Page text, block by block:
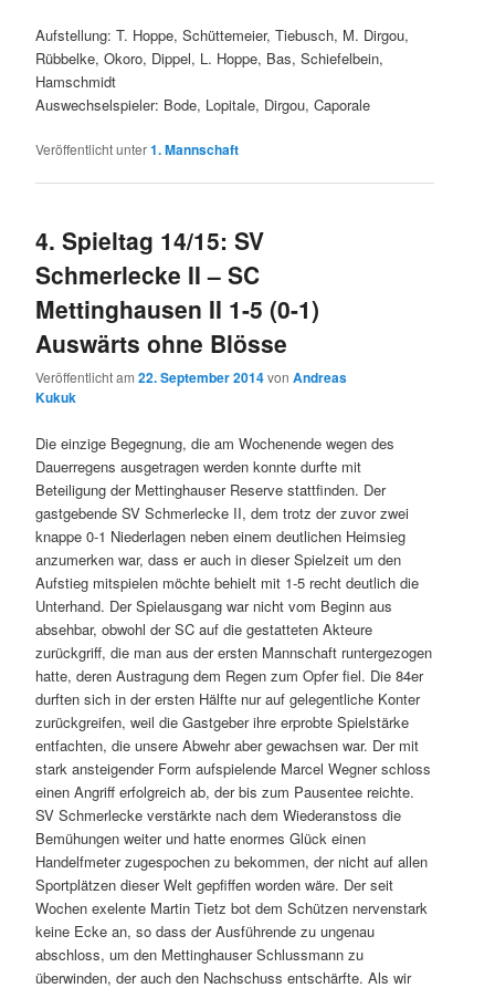
Aufstellung: T. Hoppe, Schüttemeier, Tiebusch, M. Dirgou,
Rübbelke, Okoro, Dippel, L. Hoppe, Bas, Schiefelbein,
Hamschmidt
Auswechselspieler: Bode, Lopitale, Dirgou, Caporale
Veröffentlicht unter1. Mannschaft
4. Spieltag 14/15: SV
Schmerlecke II – SC
Mettinghausen II 1-5 (0-1)
Auswärts ohne Blösse
Veröffentlicht am22. September 2014vonAndreas
Kukuk
Die einzige Begegnung, die am Wochenende wegen des
Dauerregens ausgetragen werden konnte durfte mit
Beteiligung der Mettinghauser Reserve stattfinden. Der
gastgebende SV Schmerlecke II, dem trotz der zuvor zwei
knappe 0-1 Niederlagen neben einem deutlichen Heimsieg
anzumerken war, dass er auch in dieser Spielzeit um den
Aufstieg mitspielen möchte behielt mit 1-5 recht deutlich die
Unterhand. Der Spielausgang war nicht vom Beginn aus
absehbar, obwohl der SC auf die gestatteten Akteure
zurückgriff, die man aus der ersten Mannschaft runtergezogen
hatte, deren Austragung dem Regen zum Opfer fiel. Die 84er
durften sich in der ersten Hälfte nur auf gelegentliche Konter
zurückgreifen, weil die Gastgeber ihre erprobte Spielstärke
entfachten, die unsere Abwehr aber gewachsen war. Der mit
stark ansteigender Form aufspielende Marcel Wegner schloss
einen Angriff erfolgreich ab, der bis zum Pausentee reichte.
SV Schmerlecke verstärkte nach dem Wiederanstoss die
Bemühungen weiter und hatte enormes Glück einen
Handelfmeter zugespochen zu bekommen, der nicht auf allen
Sportplätzen dieser Welt gepfiffen worden wäre. Der seit
Wochen exelente Martin Tietz bot dem Schützen nervenstark
keine Ecke an, so dass der Ausführende zu ungenau
abschloss, um den Mettinghauser Schlussmann zu
überwinden, der auch den Nachschuss entschärfte. Als wir